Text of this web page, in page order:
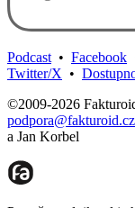
Podcast • Facebook
Twitter/X •
©2009-2026
podpora@fakturoid.cz
a Jan Korbel